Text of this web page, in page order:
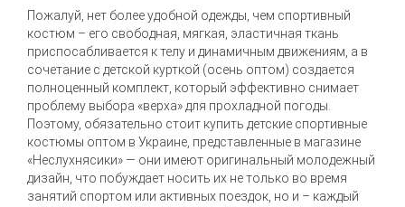
Пожалуй, нет более удобной одежды, чем спортивный
костюм – его свободная, мягкая, эластичная ткань
приспосабливается к телу и динамичным движениям, а в
сочетание с детской курткой (осень оптом) создается
полноценный комплект, который эффективно снимает
проблему выбора «верха» для прохладной погоды.
Поэтому, обязательно стоит купить детские спортивные
костюмы оптом в Украине, представленные в магазине
«Неслухнясики» — они имеют оригинальный молодежный
дизайн, что побуждает носить их не только во время
занятий спортом или активных поездок, но и – каждый